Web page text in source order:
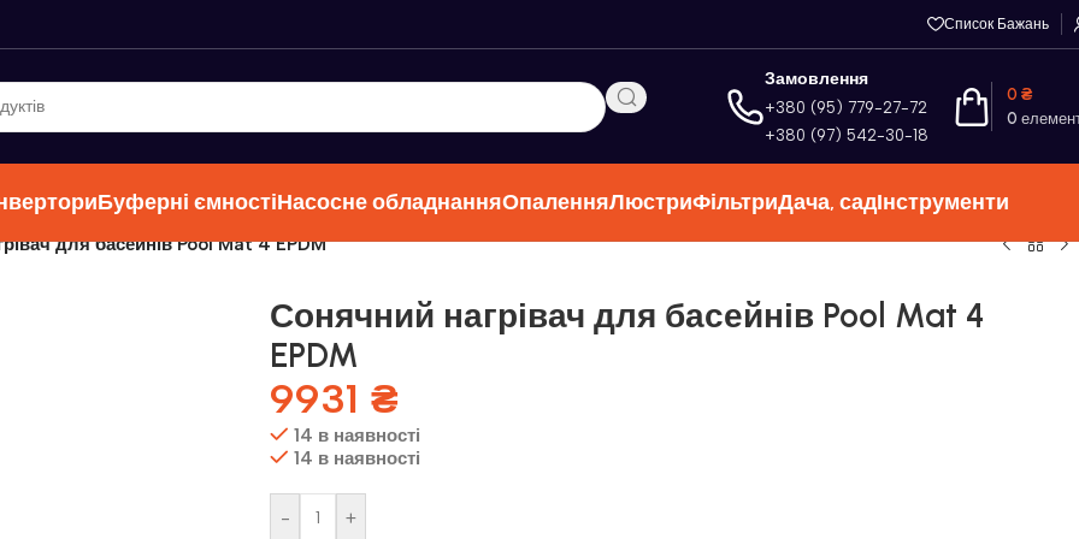
Список Бажань
Замовлення
+380 (95) 779-27-72
+380 (97) 542-30-18
0
0 ₴
Буферні ємностіНасосне обладнанняОпаленняЛюстриФільтриДача, садІнструменти
для басейнів Pool Mat 4 EPDM
Сонячний нагрівач для басейнів Pool Mat 4
EPDM
9931 ₴
14 в наявності
14 в наявності
- +